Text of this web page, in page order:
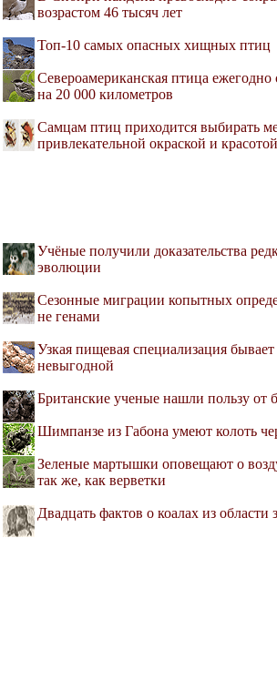
возрастом 46 тысяч лет
Топ-10 самых опасных хищных птиц
Североамериканская птица ежегодно
на 20 000 километров
Самцам птиц приходится выбирать
привлекательной окраской и
Учёные получили доказательства
эволюции
Сезонные миграции копытных
не генами
Узкая пищевая специализация
невыгодной
Британские ученые нашли пользу от
Шимпанзе из Габона умеют колоть
Зеленые мартышки оповещают о
так же, как верветки
Двадцать фактов о коалах из области